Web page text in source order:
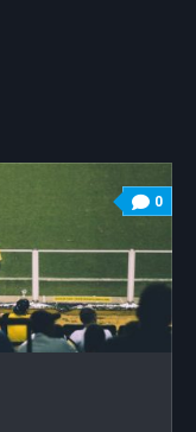
0